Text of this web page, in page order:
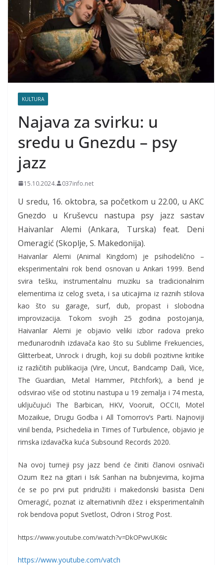
KULTURA
Najava za svirku: u
sredu u Gnezdu – psy
jazz
15.10.2024. 037info.net
U sredu, 16. oktobra, sa početkom u 22.00, u AKC
Gnezdo u Kruševcu nastupa psy jazz sastav
Haivanlar Alemi (Ankara, Turska) feat. Deni
Omeragić (Skoplje, S. Makedonija).
Haivanlar Alemi (Animal Kingdom) je psihodelično –
eksperimentalni rok bend osnovan u Ankari 1999. Bend
svira tešku, instrumentalnu muziku sa tradicionalnim
elementima iz celog sveta, i sa uticajima iz raznih stilova
kao što su garage, surf, dub, propast i slobodna
improvizacija. Tokom svojih 25 godina postojanja,
Haivanlar Alemi je objavio veliki izbor radova preko
međunarodnih izdavača kao što su Sublime Frekuencies,
Glitterbeat, Unrock i drugih, koji su dobili pozitivne kritike
iz različitih publikacija (Vire, Uncut, Bandcamp Daili, Vice,
The Guardian, Metal Hammer, Pitchfork), a bend je
odsvirao više od stotinu nastupa u 19 zemalja i 74 mesta,
uključujući The Barbican, HKV, Vooruit, OCCII, Motel
Mozaikue, Drugu Godba i All Tomorrov’s Parti. Najnoviji
vinil benda, Psichedelia in Times of Turbulence, objavio je
rimska izdavačka kuća Subsound Records 2020.
Na ovoj turneji psy jazz bend će činiti članovi osnivači
Ozum Itez na gitari i Isık Sarıhan na bubnjevima, kojima
će se po prvi put pridružiti i makedonski basista Deni
Omeragić, poznat iz alternativnih džez i eksperimentalnih
rok bendova poput Svetlost, Odron i Strog Post.
https://www.youtube.com/watch?v=DkOPwvUK6Ic
https://www.youtube.com/vatch